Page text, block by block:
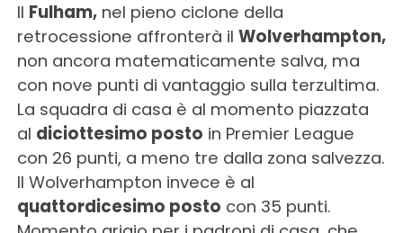
Il Fulham,nel pieno ciclone della
retrocessione affronterà il Wolverhampton,
non ancora matematicamente salva, ma
con nove punti di vantaggio sulla terzultima.
La squadra di casa è al momento piazzata
al diciottesimo posto in Premier League
con 26 punti, a meno tre dalla zona salvezza.
Il Wolverhampton invece è al
quattordicesimo posto con 35 punti.